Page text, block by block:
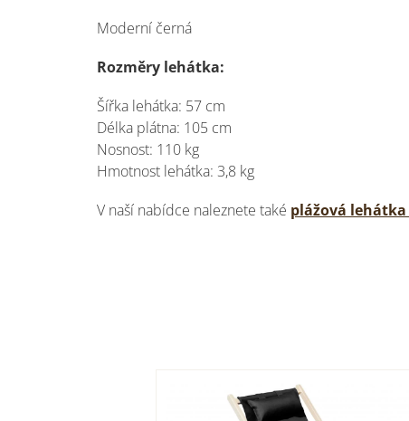
Moderní černá
Rozměry lehátka:
Šířka lehátka: 57 cm
Délka plátna: 105 cm
Nosnost: 110 kg
Hmotnost lehátka: 3,8 kg
V naší nabídce naleznete také plážová lehátka